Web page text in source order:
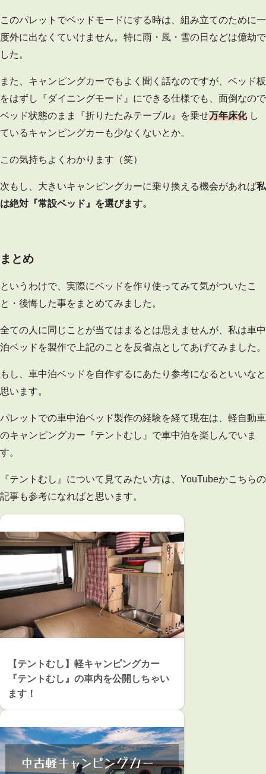
このパレットでベッドモードにする時は、組み立てのために一
度外に出なくていけません。特に雨・風・雪の日などは億劫で
した。
また、キャンピングカーでもよく聞く話なのですが、ベッド板
をはずし『ダイニングモード』にできる仕様でも、面倒なので
ベッド状態のまま『折りたたみテーブル』を乗せ万年床化し
ているキャンピングカーも少なくないとか。
この気持ちよくわかります（笑）
次もし、大きいキャンピングカーに乗り換える機会があれば私
は絶対『常設ベッド』を選びます。
まとめ
というわけで、実際にベッドを作り使ってみて気がついたこ
と・後悔した事をまとめてみました。
全ての人に同じことが当てはまるとは思えませんが、私は車中
泊ベッドを製作で上記のことを反省点としてあげてみました。
もし、車中泊ベッドを自作するにあたり参考になるといいなと
思います。
パレットでの車中泊ベッド製作の経験を経て現在は、軽自動車
のキャンピングカー『テントむし』で車中泊を楽しんでいま
す。
『テントむし』について見てみたい方は、YouTubeかこちらの
記事も参考になればと思います。
【テントむし】軽キャンピングカー
『テントむし』の車内を公開しちゃい
ます！
【テントむし】私の中古軽キャンピングカ
ーの値段は？購入金額について